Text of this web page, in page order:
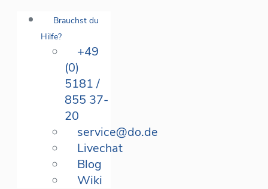
Brauchst du
Hilfe?
+49
(0)
5181 /
855 37-
20
service@do.de
Livechat
Blog
Wiki